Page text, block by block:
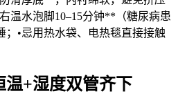
温水泡脚10–15分钟**（糖尿病患
；•忌用热水袋、电热毯直接接触
温+湿度双管齐下